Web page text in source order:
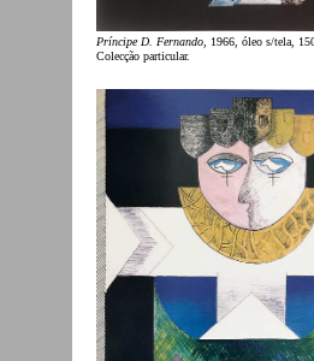
Príncipe D. Fernando , 1966, óleo s/tela,
Colecção particular.